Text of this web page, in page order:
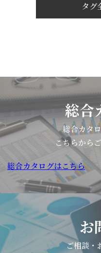
タグ
総合
総合カタ
こちらから
総合カタログはこちら
お
ご相談・